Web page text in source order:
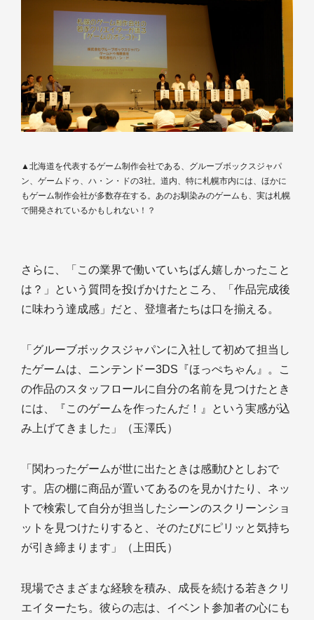
▲北海道を代表するゲーム制作会社である、グルーブボックスジャパ
ン、ゲームドゥ、ハ・ン・ドの3社。道内、特に札幌市内には、ほかに
もゲーム制作会社が多数存在する。あのお馴染みのゲームも、実は札幌
で開発されているかもしれない！？
さらに、「この業界で働いていちばん嬉しかったこと
は？」という質問を投げかけたところ、「作品完成後
に味わう達成感」だと、登壇者たちは口を揃える。
「グルーブボックスジャパンに入社して初めて担当し
たゲームは、ニンテンドー3DS『ほっぺちゃん』。こ
の作品のスタッフロールに自分の名前を見つけたとき
には、『このゲームを作ったんだ！』という実感が込
み上げてきました」（玉澤氏）
「関わったゲームが世に出たときは感動ひとしおで
す。店の棚に商品が置いてあるのを見かけたり、ネッ
トで検索して自分が担当したシーンのスクリーンショ
ットを見つけたりすると、そのたびにピリッと気持ち
が引き締まります」（上田氏）
現場でさまざまな経験を積み、成長を続ける若きクリ
エイターたち。彼らの志は、イベント参加者の心にも